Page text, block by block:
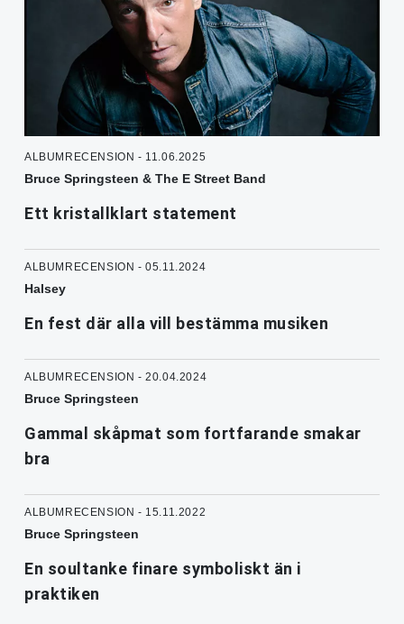
ALBUMRECENSION - 11.06.2025
Bruce Springsteen & The E Street Band
Ett kristallklart statement
ALBUMRECENSION - 05.11.2024
Halsey
En fest där alla vill bestämma musiken
ALBUMRECENSION - 20.04.2024
Bruce Springsteen
Gammal skåpmat som fortfarande smakar
bra
ALBUMRECENSION - 15.11.2022
Bruce Springsteen
En soultanke finare symboliskt än i
praktiken